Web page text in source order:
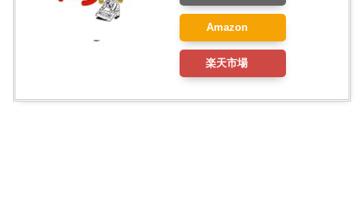
Amazon
楽天市場